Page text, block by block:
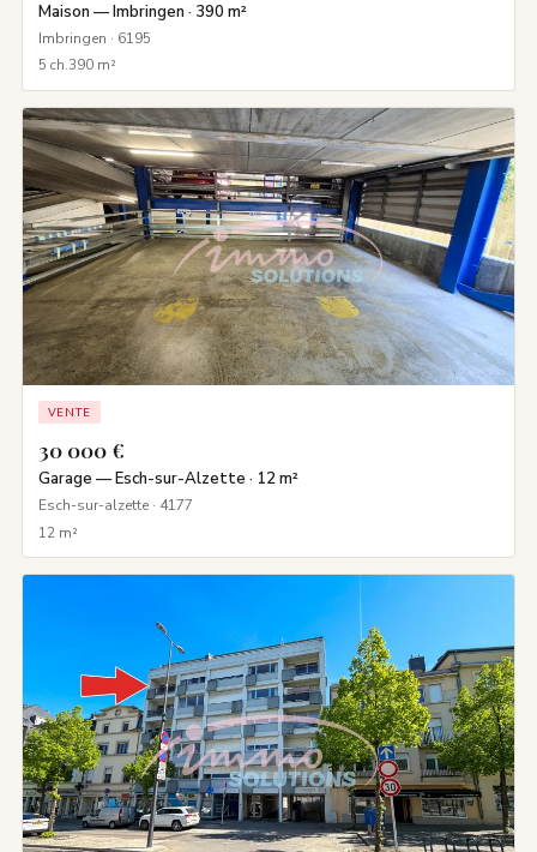
Maison — Imbringen · 390 m²
Imbringen · 6195
5 ch.390 m²
VENTE
30 000 €
Garage — Esch-sur-Alzette · 12 m²
Esch-sur-alzette · 4177
12 m²